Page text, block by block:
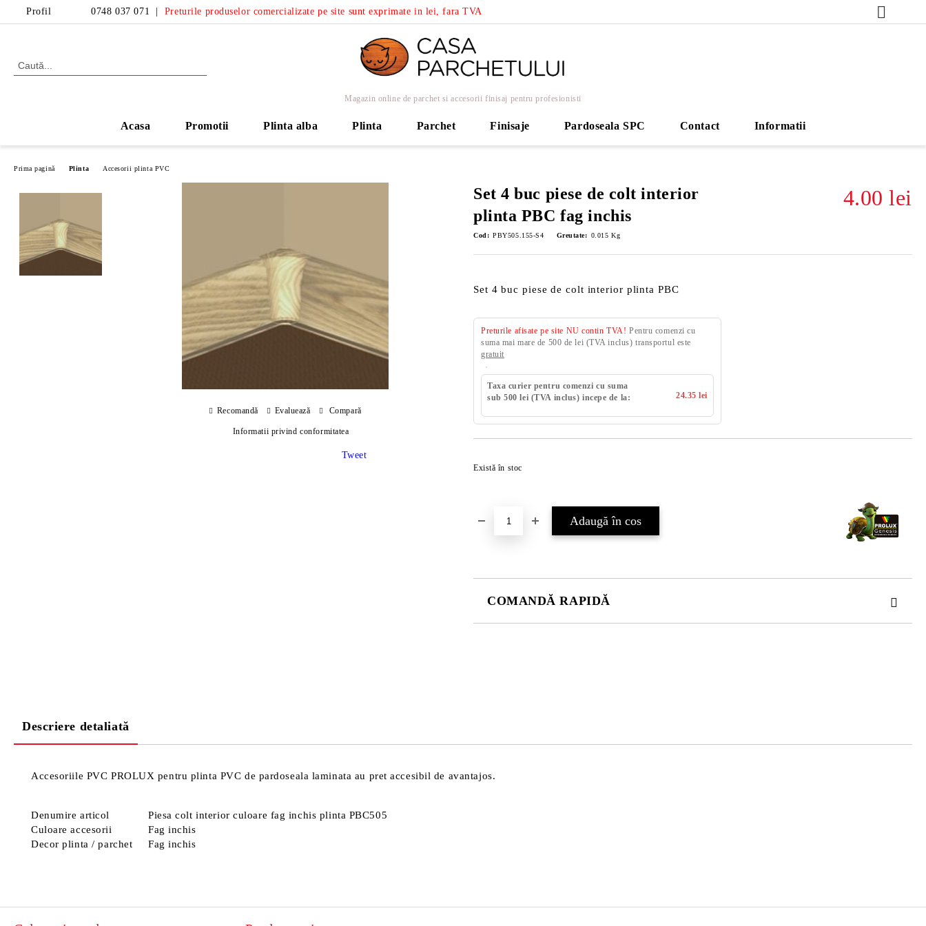
Profil 0748 037 071 Preturile produselor comercializate pe site sunt exprimate in lei, fara TVA
Magazin online de parchet si accesorii finisaj pentru profesionisti
Acasa Promotii Plinta alba Plinta Parchet Finisaje Pardoseala SPC Contact Informatii
Prima pagină Plinta Accesorii plinta PVC
Set 4 buc piese de colt interior
plinta PBC fag inchis
4.00 lei
Cod: PBY505.155-S4 Greutate: 0.015 Kg
Set 4 buc piese de colt interior plinta PBC
Preturile afisate pe site NU contin TVA! Pentru comenzi cu
suma mai mare de 500 de lei (TVA inclus) transportul este
gratuit
Taxa curier pentru comenzi cu suma
sub 500 lei (TVA inclus) incepe de la:
24.35 lei
Există în stoc
COMANDĂ RAPIDĂ
Recomandă Evaluează Compară
Informatii privind conformitatea
Tweet
Descriere detaliată
Accesoriile PVC PROLUX pentru plinta PVC de pardoseala laminata au pret accesibil de avantajos.
Denumire articol
Piesa colt interior culoare fag inchis plinta PBC505
Culoare accesorii
Fag inchis
Decor plinta / parchet
Fag inchis